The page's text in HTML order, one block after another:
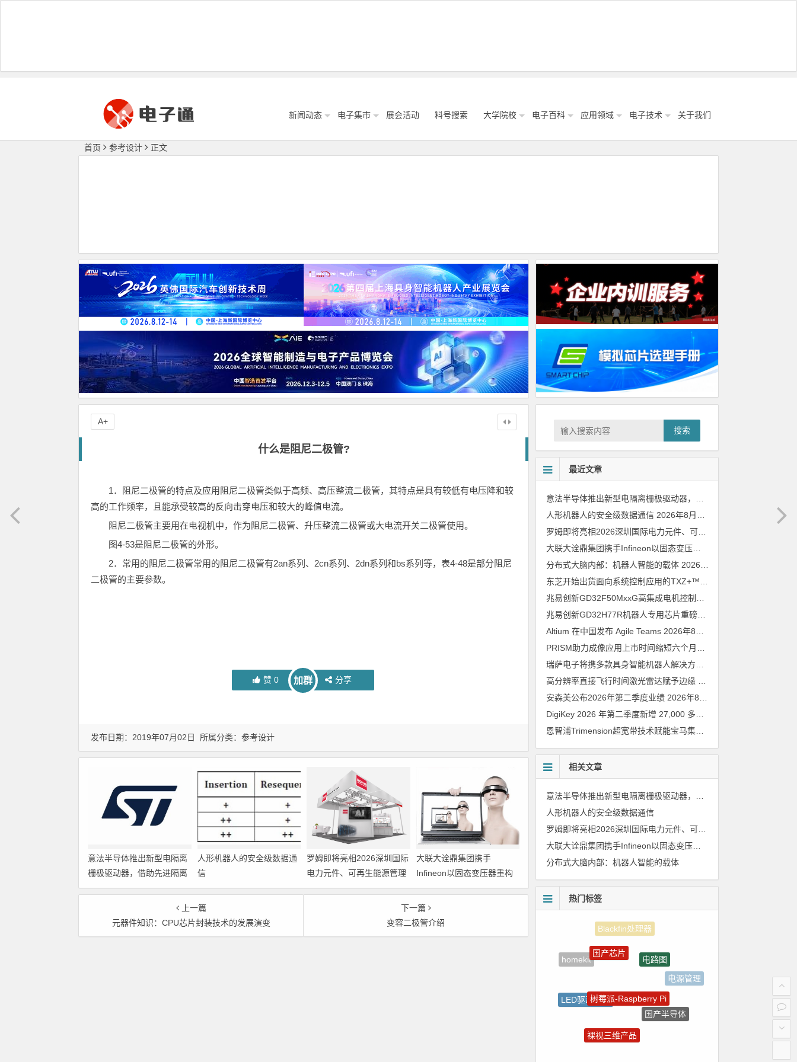
新闻动态 电子集市 展会活动 料号搜索 大学院校 电子百科 应用领域 电子技术 关于我们
首页 参考设计 正文
什么是阻尼二极管?
1．阻尼二极管的特点及应用阻尼二极管类似于高频、高压整流二极管，其特点是具有较低有电压降和较
高的工作频率，且能承受较高的反向击穿电压和较大的峰值电流。
阻尼二极管主要用在电视机中，作为阻尼二极管、升压整流二极管或大电流开关二极管使用。
图4-53是阻尼二极管的外形。
2．常用的阻尼二极管常用的阻尼二极管有2an系列、2cn系列、2dn系列和bs系列等，表4-48是部分阻尼
二极管的主要参数。
赞0 加群 分享
A+
发布日期：2019年07月02日 所属分类： 参考设计
意法半导体推出新型电隔离
栅极驱动器，借助先进隔离
技术简化电源设计
人形机器人的安全级数据通
信
罗姆即将亮相2026深圳国际
电力元件、可再生能源管理
展览会暨研讨会
大联大诠鼎集团携手
Infineon以固态变压器重构
配电效率新标杆
上一篇
元器件知识：CPU芯片封装技术的发展演变
下一篇
变容二极管介绍
搜索
最近文章
人形机器人的安全级数据通信 2026年8月8日
罗姆即将亮相2026深圳国际电力元件、可再生能源管理展览会暨研讨会
大联大诠鼎集团携手Infineon以固态变压器重构配电效率新标杆
分布式大脑内部：机器人智能的载体 2026年8月6日
兆易创新GD32H77R机器人专用芯片重磅亮相，精准赋能伺服驱动与关节控制
Altium 在中国发布 Agile Teams 2026年8月6日
安森美公布2026年第二季度业绩 2026年8月6日
恩智浦Trimension超宽带技术赋能宝马集团Digital Key Plus及生命体存在检测功能
相关文章
人形机器人的安全级数据通信
罗姆即将亮相2026深圳国际电力元件、可再生能源管理展览会暨研讨会
大联大诠鼎集团携手Infineon以固态变压器重构配电效率新标杆
分布式大脑内部：机器人智能的载体
热门标签
homekit
国产芯片
电路图
电源管理
LED驱动方案树莓派-Raspberry Pi
国产半导体
朱日和
裸视三维产品